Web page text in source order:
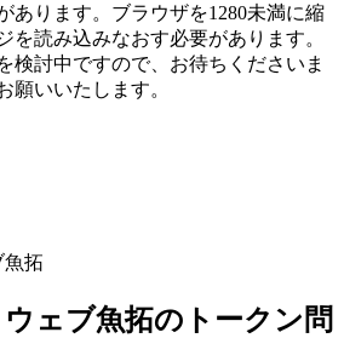
あります。ブラウザを1280未満に縮
を読み込みなおす必要があります。
検討中ですので、お待ちくださいま
願いいたします。
魚拓
ウェブ魚拓のトークン問